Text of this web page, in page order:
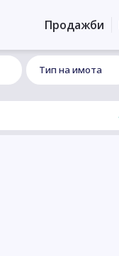
Продажби
Тип на имота